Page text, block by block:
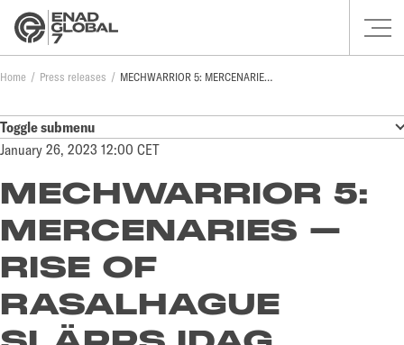
Home Press releases MECHWARRIOR 5: MERCENARIES – RISE OF RASALHAGUE SLÄPPS IDAG
Toggle submenu
January 26, 2023 12:00 CET
MECHWARRIOR 5:
MERCENARIES –
RISE OF
RASALHAGUE